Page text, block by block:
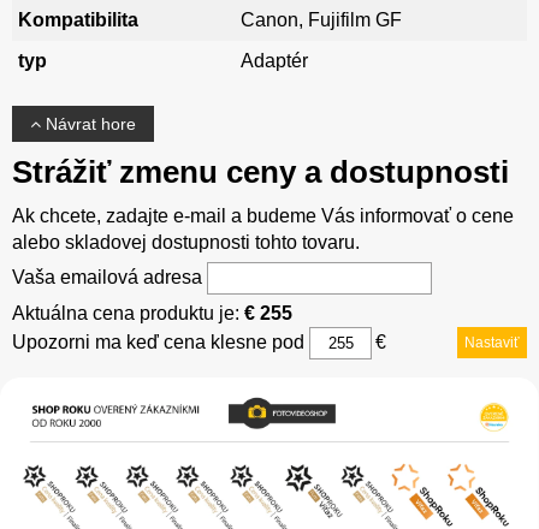
Kompatibilita
Canon, Fujifilm GF
typ
Adaptér
Návrat hore
Strážiť zmenu ceny a dostupnosti
Ak chcete, zadajte e-mail a budeme Vás informovať o cene
alebo skladovej dostupnosti tohto tovaru.
Vaša emailová adresa
Aktuálna cena produktu je: € 255
Upozorni ma keď cena klesne pod
€ Nastaviť